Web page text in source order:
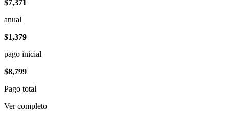
$7,371
anual
$1,379
pago inicial
$8,799
Pago total
Ver completo